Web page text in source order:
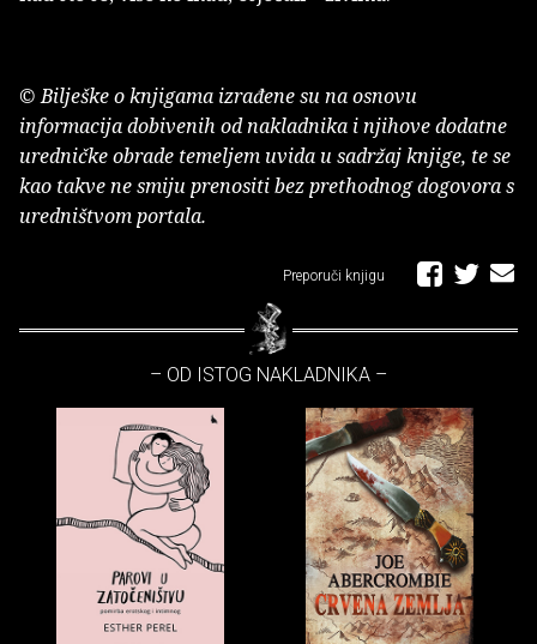
© Bilješke o knjigama izrađene su na osnovu
informacija dobivenih od nakladnika i njihove dodatne
uredničke obrade temeljem uvida u sadržaj knjige, te se
kao takve ne smiju prenositi bez prethodnog dogovora s
uredništvom portala.
Preporuči knjigu
– OD ISTOG NAKLADNIKA –